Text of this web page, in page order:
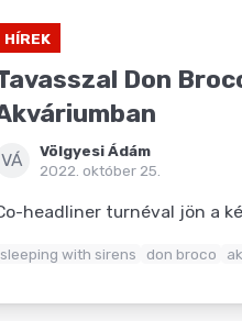
HÍREK
Don
VÁ
Völgyesi Ádám
2022. október 25.
headliner turnéval jön a
sleeping with sirens don broco